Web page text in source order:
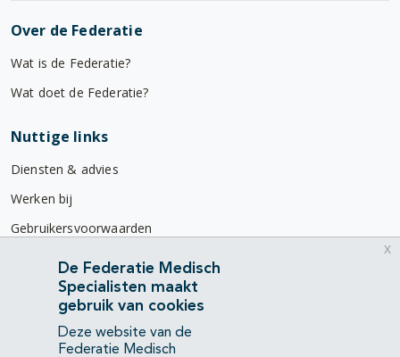
Over de Federatie
Wat is de Federatie?
Wat doet de Federatie?
Nuttige links
Diensten & advies
Werken bij
Gebruikersvoorwaarden
Privacyverklaring
Contact
Mercatorlaan 1200
3528 BL Utrecht
De Federatie Medisch
Specialisten maakt
gebruik van cookies
Deze website van de
Federatie Medisch
x